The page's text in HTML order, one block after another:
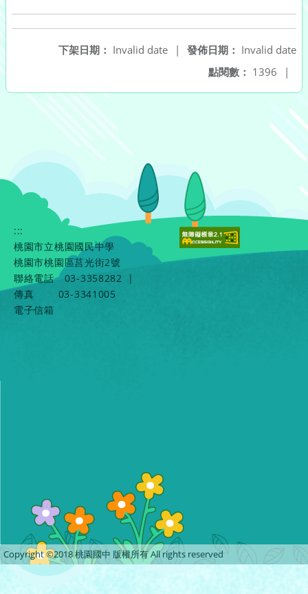
發佈日期： Invalid date
下架日期： Invalid date
|
點閱數： 1396 |
:::
桃園市立桃園國民中學
桃園市桃園區莒光街2號
聯絡電話
03-3358282
|
傳真
03-3341005
電子信箱
Copyright ©2018 桃園國中 版權所有 All rights reserved